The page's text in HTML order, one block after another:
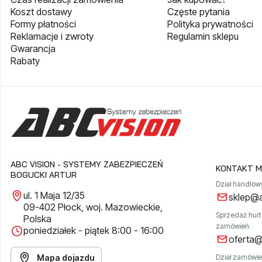
Koszt dostawy
Formy płatności
Reklamacje i zwroty
Gwarancja
Rabaty
Częste pytania
Polityka prywatności
Regulamin sklepu
ABC VISION - SYSTEMY ZABEZPIECZEŃ
BOGUCKI ARTUR
ul. 1 Maja 12/35
09-402 Płock, woj. Mazowieckie,
Polska
poniedziałek - piątek 8:00 - 16:00
Mapa dojazdu
KONTAKT
Dział
Sprzedaż
zamówień:
Dział